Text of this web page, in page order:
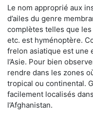
Le nom approprié aux
d’ailes du genre
complètes telles que
etc. est hyménoptère.
frelon asiatique est une
l’Asie. Pour bien
rendre dans les zones
tropical ou continental.
facilement localisés
l’Afghanistan.